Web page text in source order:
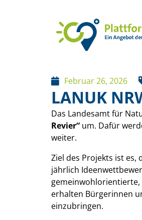
Februar 26, 2026
LANUK
Das Landesamt für
Revier“ um. Dafür
weiter.
Ziel des Projekts ist es,
jährlich
gemeinwohlorientierte,
erhalten Bürgerinnen
einzubringen.